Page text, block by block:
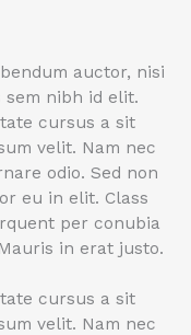
auctor, nisi
sem nibh id elit.
cursus a sit
velit. Nam nec
odio. Sed non
eu in elit. Class
per conubia
in erat justo.
cursus a sit
velit. Nam nec